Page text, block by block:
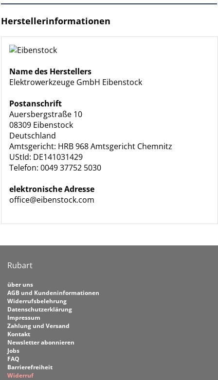
Herstellerinformationen
Name des Herstellers
Elektrowerkzeuge GmbH Eibenstock
Postanschrift
Auersbergstraße 10
08309 Eibenstock
Deutschland
Amtsgericht: HRB 968 Amtsgericht Chemnitz
UStId: DE141031429
Telefon: 0049 37752 5030
elektronische Adresse
office@eibenstock.com
Rubart
über uns
AGB und Kundeninformationen
Widerrufsbelehrung
Datenschutzerklärung
Impressum
Zahlung und Versand
Kontakt
Newsletter abonnieren
Jobs
FAQ
Barrierefreiheit
Widerruf